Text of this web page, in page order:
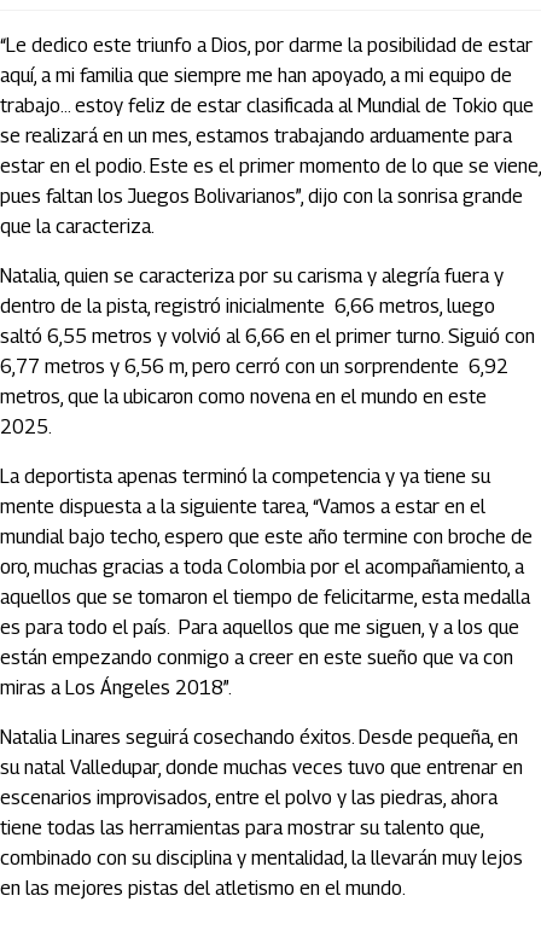
“Le dedico este triunfo a Dios, por darme la posibilidad de estar
aquí, a mi familia que siempre me han apoyado, a mi equipo de
trabajo… estoy feliz de estar clasificada al Mundial de Tokio que
se realizará en un mes, estamos trabajando arduamente para
estar en el podio. Este es el primer momento de lo que se viene,
pues faltan los Juegos Bolivarianos”, dijo con la sonrisa grande
que la caracteriza.
Natalia, quien se caracteriza por su carisma y alegría fuera y
dentro de la pista, registró inicialmente 6,66 metros, luego
saltó 6,55 metros y volvió al 6,66 en el primer turno. Siguió con
6,77 metros y 6,56 m, pero cerró con un sorprendente 6,92
metros, que la ubicaron como novena en el mundo en este
2025.
La deportista apenas terminó la competencia y ya tiene su
mente dispuesta a la siguiente tarea, “Vamos a estar en el
mundial bajo techo, espero que este año termine con broche de
oro, muchas gracias a toda Colombia por el acompañamiento, a
aquellos que se tomaron el tiempo de felicitarme, esta medalla
es para todo el país. Para aquellos que me siguen, y a los que
están empezando conmigo a creer en este sueño que va con
miras a Los Ángeles 2018”.
Natalia Linares seguirá cosechando éxitos. Desde pequeña, en
su natal Valledupar, donde muchas veces tuvo que entrenar en
escenarios improvisados, entre el polvo y las piedras, ahora
tiene todas las herramientas para mostrar su talento que,
combinado con su disciplina y mentalidad, la llevarán muy lejos
en las mejores pistas del atletismo en el mundo.